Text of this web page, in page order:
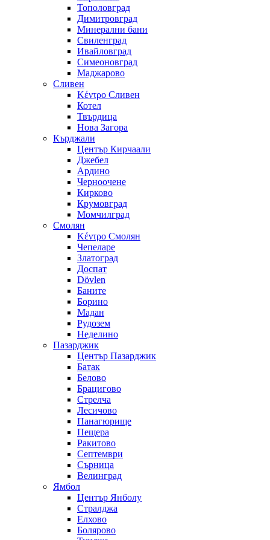
Тополовград
Димитровград
Минерални бани
Свиленград
Ивайловград
Симеоновград
Маджарово
Сливен
Κέντρο Сливен
Котел
Твърдица
Нова Загора
Кърджали
Център Кирчаали
Джебел
Ардино
Черноочене
Кирково
Крумовград
Момчилград
Смолян
Κέντρο Смолян
Чепеларе
Златоград
Доспат
Dövlen
Баните
Борино
Мадан
Рудозем
Неделино
Пазарджик
Център Пазарджик
Батак
Белово
Брацигово
Стрелча
Лесичово
Панагюрище
Пещера
Ракитово
Септември
Сърница
Велинград
Ямбол
Център Янболу
Стралджа
Елхово
Болярово